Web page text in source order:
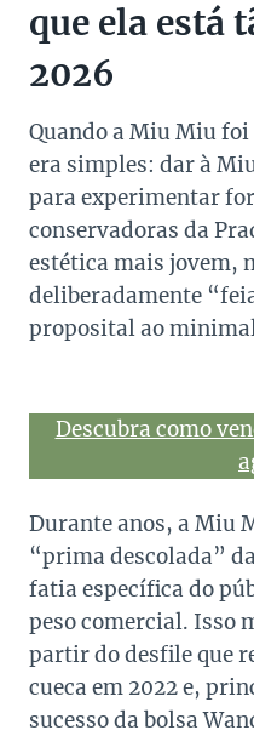
que ela está
2026
Quando a Miu Miu foi
era simples: dar à
para experimentar
conservadoras da
estética mais jovem,
deliberadamente
proposital ao
Descubra como
Durante anos, a Miu
“prima descolada” da
fatia específica do
peso comercial. Isso
partir do desfile que
cueca em 2022 e,
sucesso da bolsa